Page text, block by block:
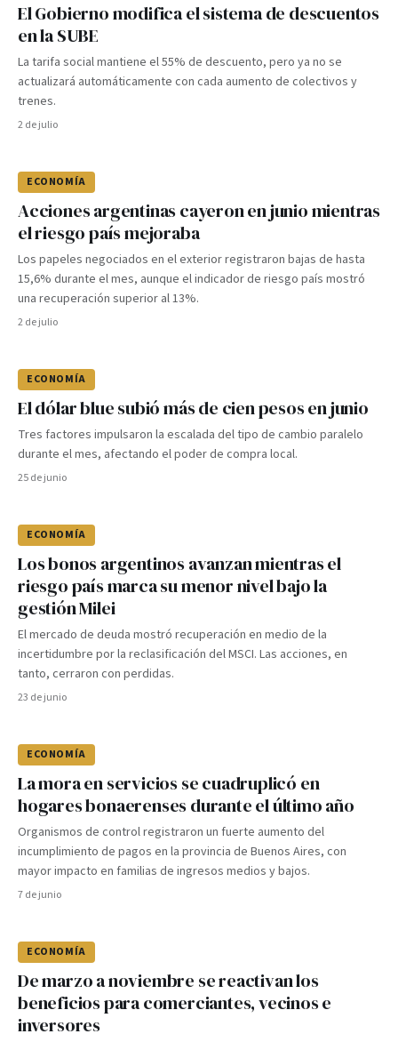
El Gobierno modifica el sistema de descuentos
en la SUBE
La tarifa social mantiene el 55% de descuento, pero ya no se
actualizará automáticamente con cada aumento de colectivos y
trenes.
2 de julio
ECONOMÍA
Acciones argentinas cayeron en junio mientras
el riesgo país mejoraba
Los papeles negociados en el exterior registraron bajas de hasta
15,6% durante el mes, aunque el indicador de riesgo país mostró
una recuperación superior al 13%.
2 de julio
ECONOMÍA
El dólar blue subió más de cien pesos en junio
Tres factores impulsaron la escalada del tipo de cambio paralelo
durante el mes, afectando el poder de compra local.
25 de junio
ECONOMÍA
Los bonos argentinos avanzan mientras el
riesgo país marca su menor nivel bajo la
gestión Milei
El mercado de deuda mostró recuperación en medio de la
incertidumbre por la reclasificación del MSCI. Las acciones, en
tanto, cerraron con perdidas.
23 de junio
ECONOMÍA
La mora en servicios se cuadruplicó en
hogares bonaerenses durante el último año
Organismos de control registraron un fuerte aumento del
incumplimiento de pagos en la provincia de Buenos Aires, con
mayor impacto en familias de ingresos medios y bajos.
7 de junio
ECONOMÍA
De marzo a noviembre se reactivan los
beneficios para comerciantes, vecinos e
inversores